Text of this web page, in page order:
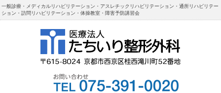
一般診療・メディカルリハビリテーション・アスレチックリハビリテーション・通所リハビリテー
ション・訪問リハビリテーション・体操教室・障害予防講習会